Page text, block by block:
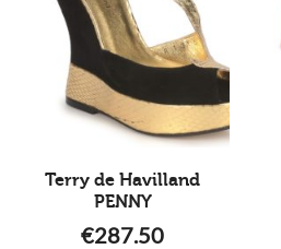
Terry de Havilland
PENNY
€287.50